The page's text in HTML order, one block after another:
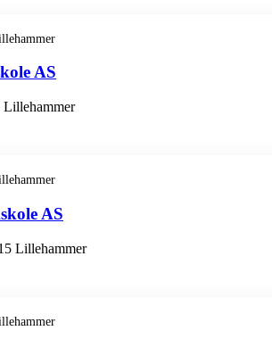
AS
Lillehammer
AS
Lillehammer